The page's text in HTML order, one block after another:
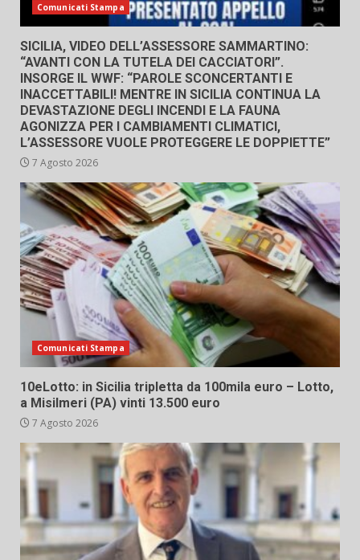
Comunicati Stampa
SICILIA, VIDEO DELL’ASSESSORE SAMMARTINO:
“AVANTI CON LA TUTELA DEI CACCIATORI”.
INSORGE IL WWF: “PAROLE SCONCERTANTI E
INACCETTABILI! MENTRE IN SICILIA CONTINUA LA
DEVASTAZIONE DEGLI INCENDI E LA FAUNA
AGONIZZA PER I CAMBIAMENTI CLIMATICI,
L’ASSESSORE VUOLE PROTEGGERE LE DOPPIETTE”
7 Agosto 2026
Comunicati Stampa
10eLotto: in Sicilia tripletta da 100mila euro – Lotto,
a Misilmeri (PA) vinti 13.500 euro
7 Agosto 2026